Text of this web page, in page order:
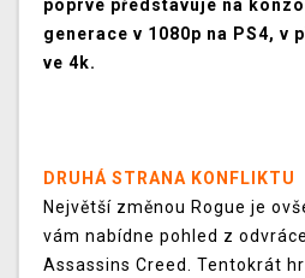
poprvé představuje na
generace v 1080p na PS4, v
ve 4k.
DRUHÁ STRANA KONFLIKTU
Největší změnou Rogue je
vám nabídne pohled z
Assassins Creed. Tentokrát